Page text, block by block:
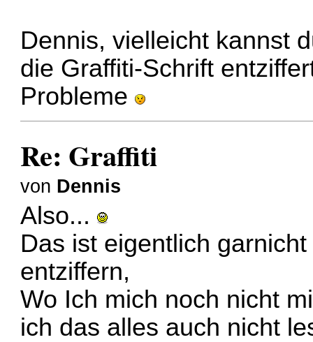
Dennis, vielleicht kannst
die Graffiti-Schrift
Probleme
Re: Graffiti
von Dennis
Also...
Das ist eigentlich
entziffern,
Wo Ich mich noch nicht
ich das alles auch nicht